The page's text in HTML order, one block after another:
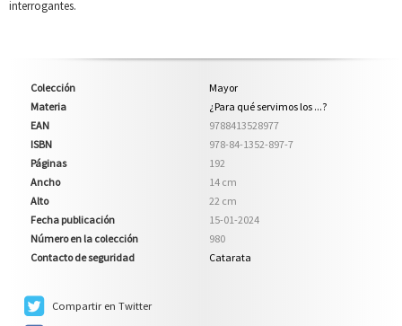
interrogantes.
Colección
Mayor
Materia
¿Para qué servimos los ...?
EAN
9788413528977
ISBN
978-84-1352-897-7
Páginas
192
Ancho
14 cm
Alto
22 cm
Fecha publicación
15-01-2024
Número en la colección
980
Contacto de seguridad
Catarata
Compartir en Twitter